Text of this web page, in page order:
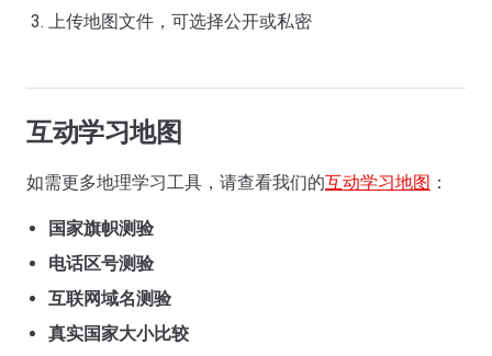
上传地图文件，可选择公开或私密
互动学习地图
如需更多地理学习工具，请查看我们的互动学习地图 ：
国家旗帜测验
电话区号测验
互联网域名测验
真实国家大小比较